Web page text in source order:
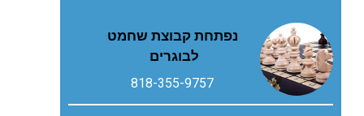
נפתחת קבוצת שחמט
לבוגרים
818-355-9757